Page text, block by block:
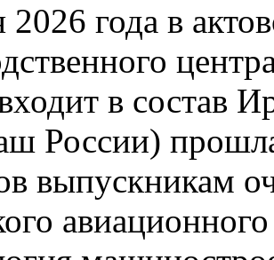
года в
в состав
России)
выпускникам